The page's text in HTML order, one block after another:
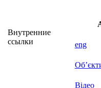
Внутренние
ссылки
eng
Відео